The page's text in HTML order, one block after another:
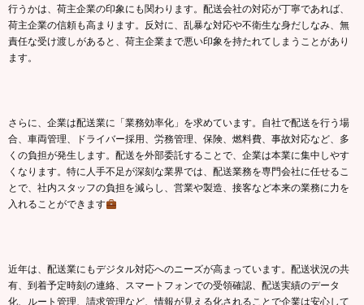
行うかは、荷主企業の印象にも関わります。配送会社の対応が丁寧であれば、
荷主企業の信頼も高まります。反対に、乱暴な対応や不衛生な身だしなみ、無
責任な受け渡しがあると、荷主企業まで悪い印象を持たれてしまうことがあり
ます。
さらに、企業は配送業に「業務効率化」を求めています。自社で配送を行う場
合、車両管理、ドライバー採用、労務管理、保険、燃料費、事故対応など、多
くの負担が発生します。配送を外部委託することで、企業は本業に集中しやす
くなります。特に人手不足が深刻な業界では、配送業務を専門会社に任せるこ
とで、社内スタッフの負担を減らし、営業や製造、接客など本来の業務に力を
入れることができます
近年は、配送業にもデジタル対応へのニーズが高まっています。配送状況の共
有、到着予定時刻の連絡、スマートフォンでの受領確認、配送実績のデータ
化、ルート管理、請求管理など、情報が見える化されることで企業は安心して